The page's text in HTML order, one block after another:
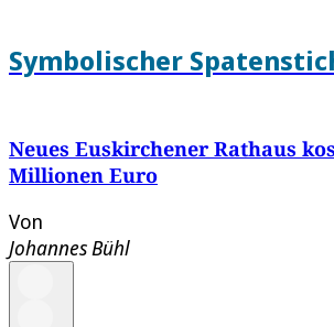
Symbolischer
Neues Euskirchener Rathaus
Millionen Euro
Von
Johannes Bühl